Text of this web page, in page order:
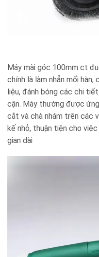
Máy mài góc 100mm ct
chính là làm nhẵn mối
liệu, đánh bóng các chi
cận. Máy thường được
cắt và chà nhám trên các
kế nhỏ, thuận tiện cho
gian dài